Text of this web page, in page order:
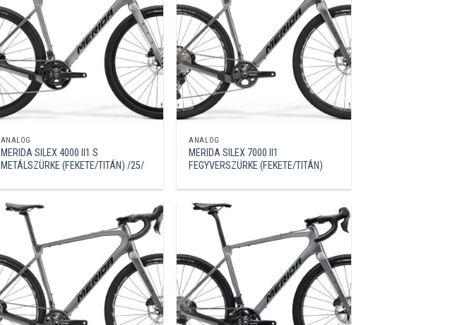
ANALÓG
MERIDA SILEX 4000 II1 S
METÁLSZÜRKE (FEKETE/TITÁN) /25/
ANALÓG
MERIDA SILEX 7000 II1
FEGYVERSZÜRKE (FEKETE/TITÁN)